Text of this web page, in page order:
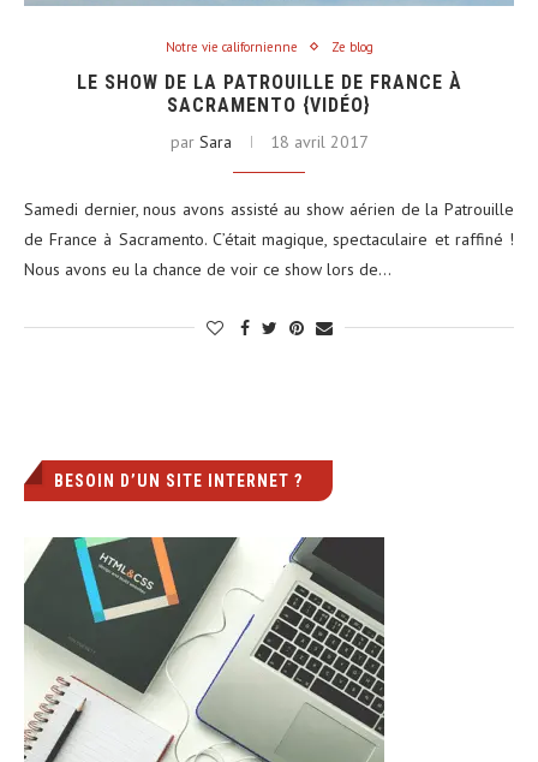
Notre vie californienne Ze blog
LE SHOW DE LA PATROUILLE DE FRANCE À
SACRAMENTO {VIDÉO}
par Sara 18 avril 2017
Samedi dernier, nous avons assisté au show aérien de la Patrouille
de France à Sacramento. C’était magique, spectaculaire et raffiné !
Nous avons eu la chance de voir ce show lors de…
BESOIN D’UN SITE INTERNET ?